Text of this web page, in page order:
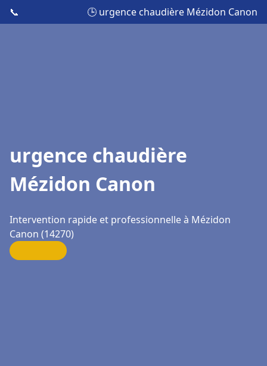
📞 🕒 urgence chaudière Mézidon Canon
urgence chaudière
Mézidon Canon
Intervention rapide et professionnelle à Mézidon
Canon (14270)